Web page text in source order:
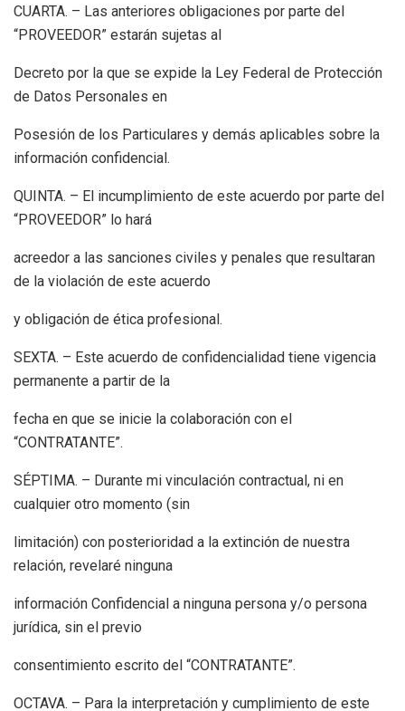
CUARTA. – Las anteriores obligaciones por parte del
“PROVEEDOR” estarán sujetas al
Decreto por la que se expide la Ley Federal de Protección
de Datos Personales en
Posesión de los Particulares y demás aplicables sobre la
información confidencial.
QUINTA. – El incumplimiento de este acuerdo por parte del
“PROVEEDOR” lo hará
acreedor a las sanciones civiles y penales que resultaran
de la violación de este acuerdo
y obligación de ética profesional.
SEXTA. – Este acuerdo de confidencialidad tiene vigencia
permanente a partir de la
fecha en que se inicie la colaboración con el
“CONTRATANTE”.
SÉPTIMA. – Durante mi vinculación contractual, ni en
cualquier otro momento (sin
limitación) con posterioridad a la extinción de nuestra
relación, revelaré ninguna
información Confidencial a ninguna persona y/o persona
jurídica, sin el previo
consentimiento escrito del “CONTRATANTE”.
OCTAVA. – Para la interpretación y cumplimiento de este